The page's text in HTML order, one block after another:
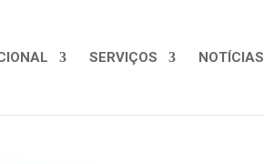
SERVIÇOS NOTÍCIAS